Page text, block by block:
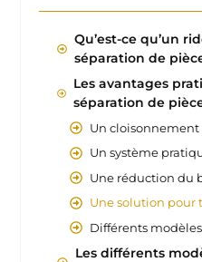
Qu’est-ce qu’un
séparation de
Les avantages
séparation de
Un
Un système
Une réduction du
Une solution pour
Différents
Les différents